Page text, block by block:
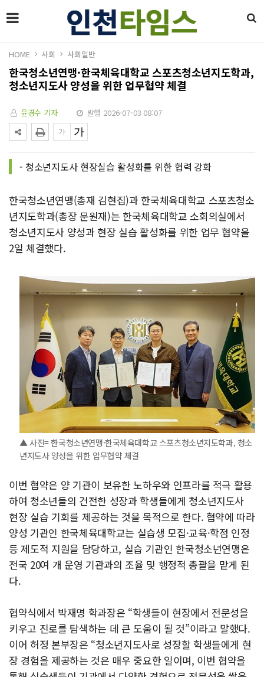
HOME 사회 사회일반
한국청소년연맹·한국체육대학교 스포츠청소년지도학과,
청소년지도사 양성을 위한 업무협약 체결
윤경수 기자 발행 2026-07-03 08:07
- 청소년지도사 현장실습 활성화를 위한 협력 강화
한국청소년연맹(총재 김현집)과 한국체육대학교 스포츠청소
년지도학과(총장 문원재)는 한국체육대학교 소회의실에서
청소년지도사 양성과 현장 실습 활성화를 위한 업무 협약을
2일 체결했다.
▲ 사진= 한국청소년연맹·한국체육대학교 스포츠청소년지도학과, 청소
년지도사 양성을 위한 업무협약 체결
이번 협약은 양 기관이 보유한 노하우와 인프라를 적극 활용
하여 청소년들의 건전한 성장과 학생들에게 청소년지도사
현장 실습 기회를 제공하는 것을 목적으로 한다. 협약에 따라
양성 기관인 한국체육대학교는 실습생 모집·교육·학점 인정
등 제도적 지원을 담당하고, 실습 기관인 한국청소년연맹은
전국 20여 개 운영 기관과의 조율 및 행정적 총괄을 맡게 된
다.
협약식에서 박재명 학과장은 “학생들이 현장에서 전문성을
키우고 진로를 탐색하는 데 큰 도움이 될 것”이라고 말했다.
이어 허정 본부장은 “청소년지도사로 성장할 학생들에게 현
장 경험을 제공하는 것은 매우 중요한 일이며, 이번 협약을